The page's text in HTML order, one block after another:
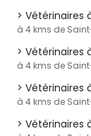
Vétérinaires
à 4 kms de
Vétérinaires
à 4 kms de
Vétérinaires
à 4 kms de
Vétérinaires